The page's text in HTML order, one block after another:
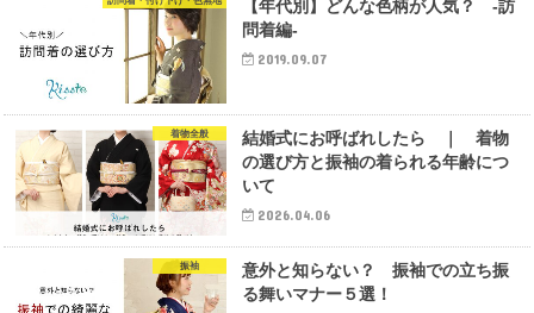
【年代別】どんな色柄が人気？ -訪
問着編-
2019.09.07
着物全般
結婚式にお呼ばれしたら ｜ 着物
の選び方と振袖の着られる年齢につ
いて
2026.04.06
振袖
意外と知らない？ 振袖での立ち振
る舞いマナー５選！